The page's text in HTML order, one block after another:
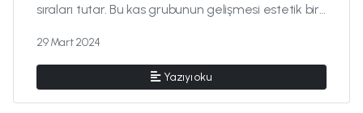
sıraları tutar. Bu kas grubunun gelişmesi estetik bir
29 Mart 2024
Yazıyı oku